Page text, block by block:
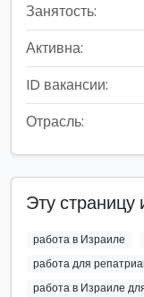
Занятость:
Активна:
ID вакансии:
Отрасль:
Эту страницу
работа в Израиле
работа для
работа в Израиле